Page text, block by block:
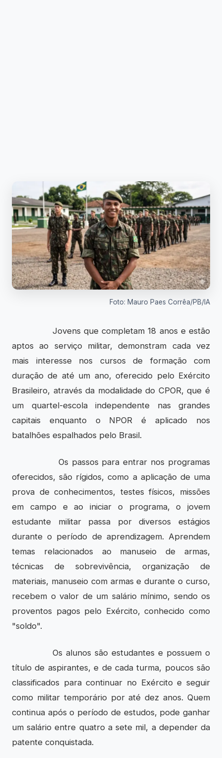
Foto: Mauro Paes Corrêa/PB/IA
Jovens que completam 18 anos e estão
aptos ao serviço militar, demonstram cada vez
mais interesse nos cursos de formação com
duração de até um ano, oferecido pelo Exército
Brasileiro, através da modalidade do CPOR, que é
um quartel-escola independente nas grandes
capitais enquanto o NPOR é aplicado nos
batalhões espalhados pelo Brasil.
Os passos para entrar nos programas
oferecidos, são rígidos, como a aplicação de uma
prova de conhecimentos, testes físicos, missões
em campo e ao iniciar o programa, o jovem
estudante militar passa por diversos estágios
durante o período de aprendizagem. Aprendem
temas relacionados ao manuseio de armas,
técnicas de sobrevivência, organização de
materiais, manuseio com armas e durante o curso,
recebem o valor de um salário mínimo, sendo os
proventos pagos pelo Exército, conhecido como
"soldo".
Os alunos são estudantes e possuem o
título de aspirantes, e de cada turma, poucos são
classificados para continuar no Exército e seguir
como militar temporário por até dez anos. Quem
continua após o período de estudos, pode ganhar
um salário entre quatro a sete mil, a depender da
patente conquistada.